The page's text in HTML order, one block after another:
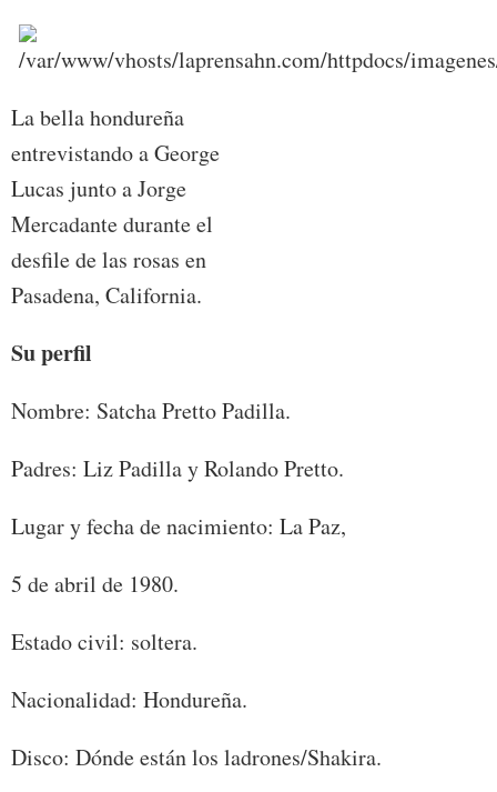
La bella hondureña
entrevistando a George
Lucas junto a Jorge
Mercadante durante el
desfile de las rosas en
Pasadena, California.
Su perfil
Nombre: Satcha Pretto Padilla.
Padres: Liz Padilla y Rolando Pretto.
Lugar y fecha de nacimiento: La Paz,
5 de abril de 1980.
Estado civil: soltera.
Nacionalidad: Hondureña.
Disco: Dónde están los ladrones/Shakira.